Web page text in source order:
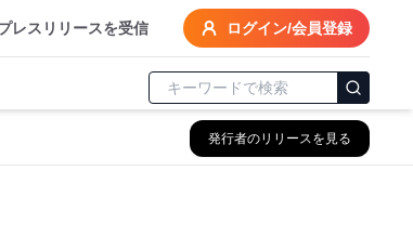
レスリリースを受信 ログイン/会員登録
発行者のリリースを見る